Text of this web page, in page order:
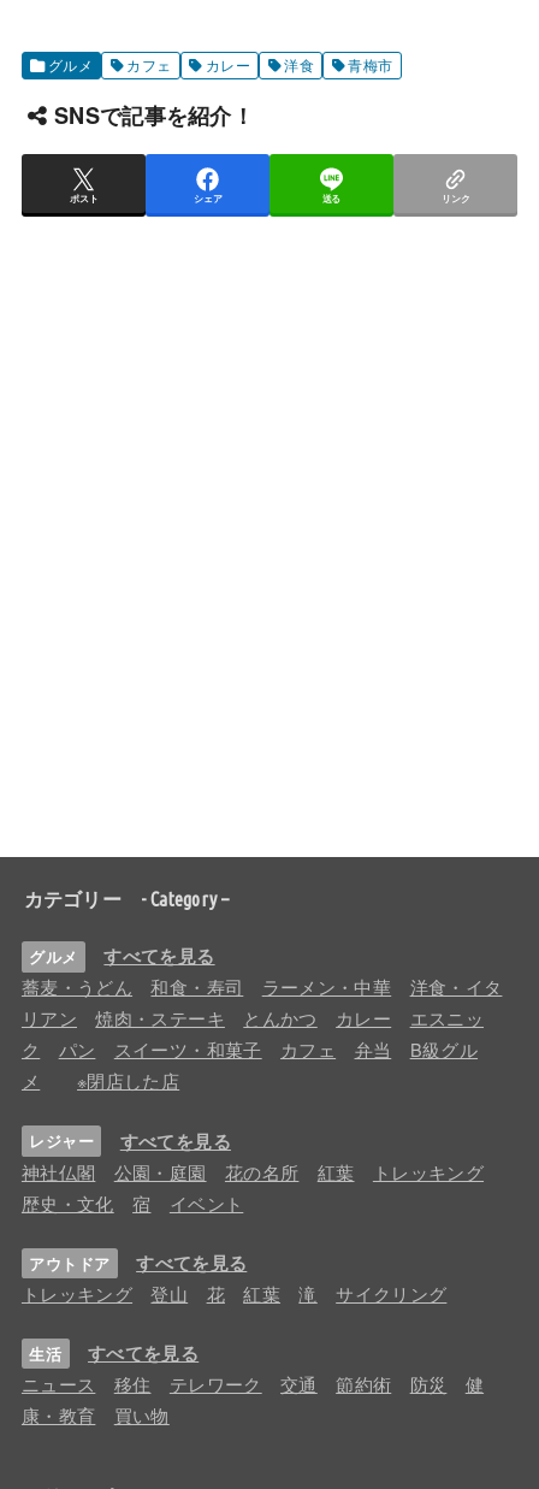
グルメ カフェ カレー 洋食 青梅市
SNSで記事を紹介！
ポスト シェア 送る リンク
カテゴリー - Category –
グルメ すべてを見る
蕎麦・うどん 和食・寿司 ラーメン・中華
洋食・イタ
リアン
焼肉・ステーキ とんかつ カレー
エスニッ
ク
パン スイーツ・和菓子 カフェ 弁当
B級グル
メ
※閉店した店
レジャー すべてを見る
神社仏閣 公園・庭園 花の名所 紅葉
トレッキング
歴史・文化
宿 イベント
アウトドア すべてを見る
トレッキング 登山 花 紅葉 滝 サイクリング
生活 すべてを見る
ニュース 移住 テレワーク 交通 節約術 防災
健
康・教育
買い物